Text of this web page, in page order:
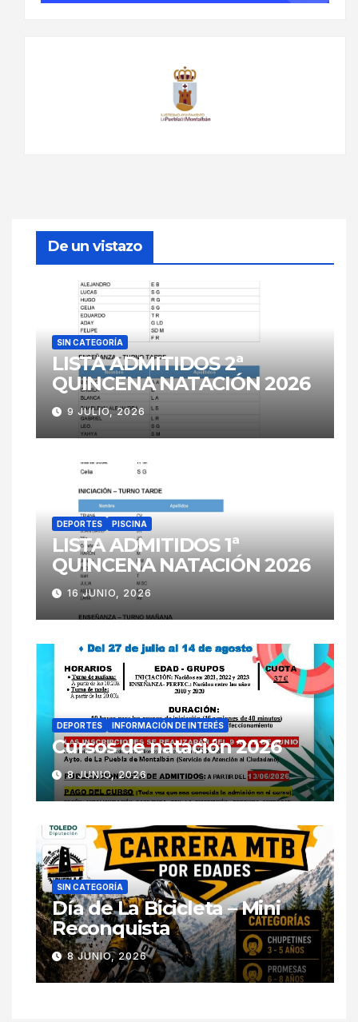
De un vistazo
SIN CATEGORÍA
LISTA ADMITIDOS 2ª
QUINCENA NATACIÓN 2026
9 JULIO, 2026
DEPORTES PISCINA
LISTA ADMITIDOS 1ª
QUINCENA NATACIÓN 2026
16 JUNIO, 2026
DEPORTES INFORMACIÓN DE INTERÉS
Cursos de natación 2026
8 JUNIO, 2026
SIN CATEGORÍA
Día de La Bicicleta – Mini
Reconquista
8 JUNIO, 2026